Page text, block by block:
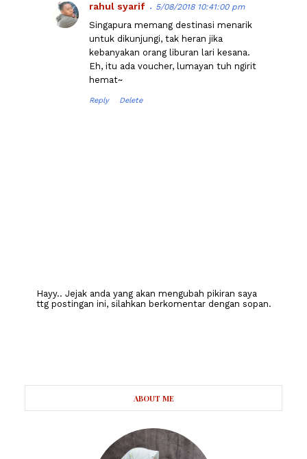
rahul syarif 5/08/2018 10:41:00 pm
Singapura memang destinasi menarik
untuk dikunjungi, tak heran jika
kebanyakan orang liburan lari kesana.
Eh, itu ada voucher, lumayan tuh ngirit
hemat~
Reply Delete
Hayy.. Jejak anda yang akan mengubah pikiran saya
ttg postingan ini, silahkan berkomentar dengan sopan.
ABOUT ME